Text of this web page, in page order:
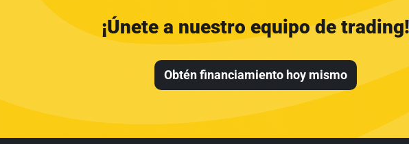
¡Únete a nuestro equipo de trading!
Obtén financiamiento hoy mismo